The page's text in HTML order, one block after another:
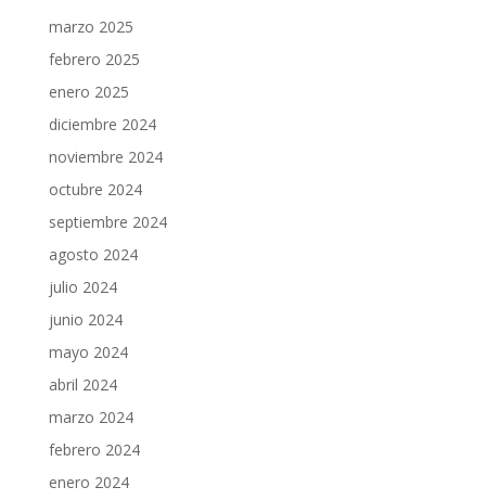
marzo 2025
febrero 2025
enero 2025
diciembre 2024
noviembre 2024
octubre 2024
septiembre 2024
agosto 2024
julio 2024
junio 2024
mayo 2024
abril 2024
marzo 2024
febrero 2024
enero 2024